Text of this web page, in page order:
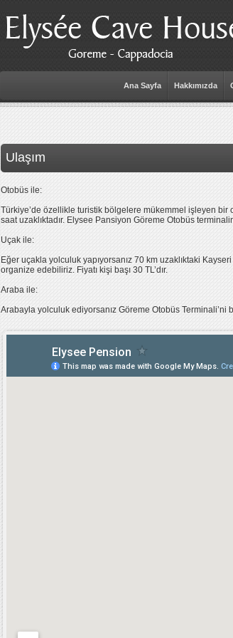
Ana Sayfa Hakkımızda
Ulaşım
Otobüs ile:
Türkiye’de özellikle turistik bölgelere mükemmel işleyen bir
saat uzaklıktadır. Elysee Pansiyon Göreme Otobüs
Uçak ile:
Eğer uçakla yolculuk yapıyorsanız 70 km uzaklıktaki
organize edebiliriz. Fiyatı kişi başı 30 TL’dır.
Araba ile:
Arabayla yolculuk ediyorsanız Göreme Otobüs